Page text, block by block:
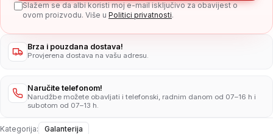
Slažem se da albi koristi moj e-mail isključivo za obavijest o
ovom proizvodu. Više u Politici privatnosti.
Brza i pouzdana dostava!
Provjerena dostava na vašu adresu.
Naručite telefonom!
Narudžbe možete obavljati i telefonski, radnim danom od 07–16 h i
subotom od 07–13 h.
Kategorija: Galanterija